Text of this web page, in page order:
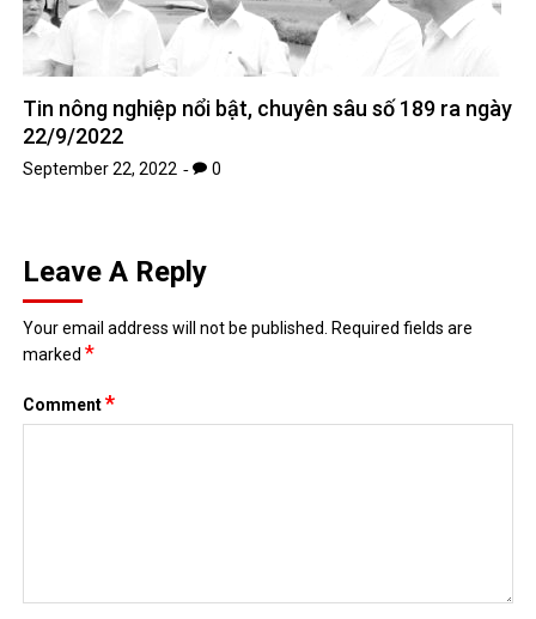
Tin nông nghiệp nổi bật, chuyên sâu số 189 ra ngày
22/9/2022
September 22, 2022 0
Leave A Reply
Your email address will not be published. Required fields are
marked*
Comment*